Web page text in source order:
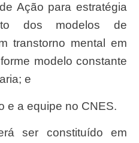
dos modelos de
transtorno mental em
modelo constante
e
e a equipe no CNES.
ser constituído em